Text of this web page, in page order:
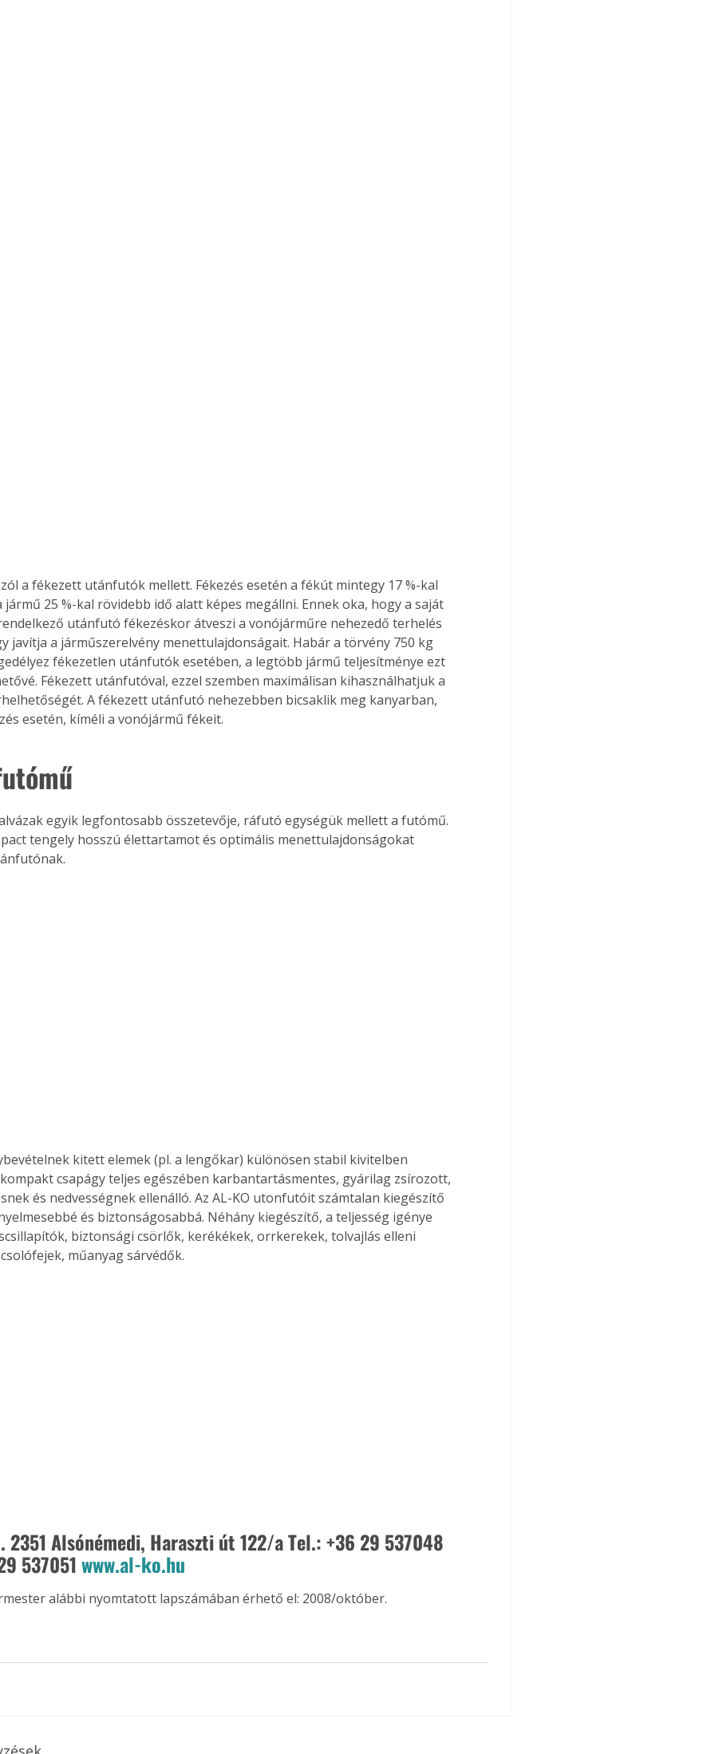
vagy
is
Bárhol,
élve
az
A
a fékezett utánfutók mellett. Fékezés esetén a fékút mintegy 17 %-kal
jármű 25 %-kal rövidebb idő alatt képes megállni. Ennek oka, hogy a saját
utánfutó fékezéskor átveszi a vonójárműre nehezedő terhelés
javítja a járműszerelvény menettulajdonságait. Habár a törvény 750 kg
fékezetlen utánfutók esetében, a legtöbb jármű teljesítménye ezt
Fékezett utánfutóval, ezzel szemben maximálisan kihasználhatjuk a
A fékezett utánfutó nehezebben bicsaklik meg kanyarban,
esetén, kíméli a vonójármű fékeit.
tengely hosszú élettartamot és optimális menettulajdonságokat
kitett elemek (pl. a lengőkar) különösen stabil kivitelben
csapágy teljes egészében karbantartásmentes, gyárilag zsírozott,
és nedvességnek ellenálló. Az AL-KO utonfutóit számtalan kiegészítő
és biztonságosabbá. Néhány kiegészítő, a teljesség igénye
biztonsági csörlők, kerékékek, orrkerekek, tolvajlás elleni
műanyag sárvédők.
2351 Alsónémedi, Haraszti út 122/a Tel.: +36 29 537048
537051 www.al-ko.hu
alábbi nyomtatott lapszámában érhető el: 2008/október.